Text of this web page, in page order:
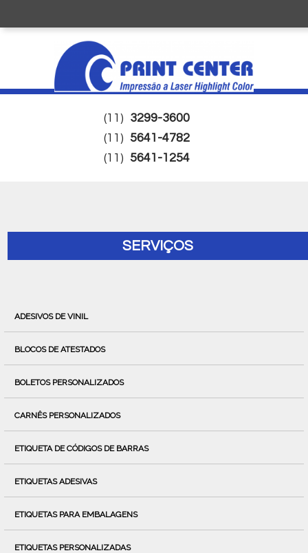
(11) 3299-3600
(11) 5641-4782
(11) 5641-1254
SERVIÇOS
ADESIVOS DE VINIL
BLOCOS DE ATESTADOS
BOLETOS PERSONALIZADOS
CARNÊS PERSONALIZADOS
ETIQUETA DE CÓDIGOS DE BARRAS
ETIQUETAS ADESIVAS
ETIQUETAS PARA EMBALAGENS
ETIQUETAS PERSONALIZADAS